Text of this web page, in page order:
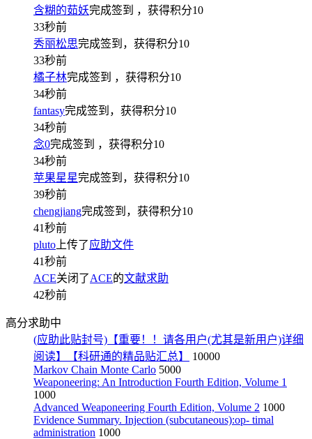
含糊的茹妖完成签到 ，获得积分10
33秒前
秀丽松思完成签到，获得积分10
33秒前
橘子林完成签到 ，获得积分10
34秒前
fantasy完成签到，获得积分10
34秒前
念0完成签到 ，获得积分10
34秒前
苹果星星完成签到，获得积分10
39秒前
chengjiang完成签到，获得积分10
41秒前
pluto 上传了应助文件
41秒前
ACE关闭了ACE的文献求助
42秒前
高分求助中
(应助此贴封号)【重要！！请各用户(尤其是新用户)详细
阅读】【科研通的精品贴汇总】
10000
Markov Chain Monte Carlo 5000
Weaponeering: An Introduction Fourth Edition, Volume 1
1000
Advanced Weaponeering Fourth Edition, Volume 2 1000
Evidence Summary. Injection (subcutaneous):op- timal
administration 1000